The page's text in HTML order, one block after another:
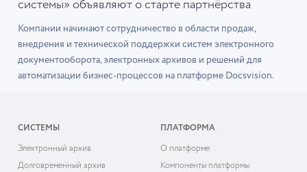
системы» объявляют о старте партнёрства
Компании начинают сотрудничество в области продаж,
внедрения и технической поддержки систем электронного
документооборота, электронных архивов и решений для
автоматизации бизнес-процессов на платформе Docsvision.
СИСТЕМЫ
Электронный архив
Долговременный архив
ПЛАТФОРМА
О платформе
Компоненты платформы